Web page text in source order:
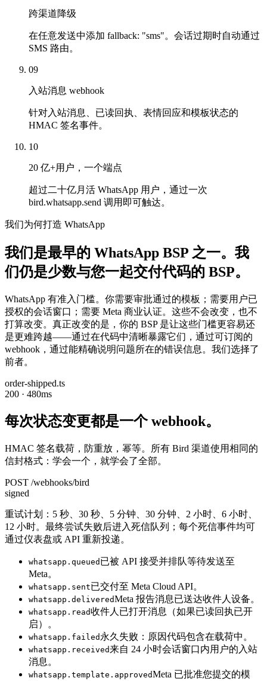
跨渠道降级
在任意发送中添加 fallback: "sms"。会话过期时自动通过
SMS 路由。
09
入站消息 webhook
针对入站消息、已读回执、表情回应和模板状态的
HMAC 签名事件。
10
20 亿+用户，一个端点
超过二十亿月活 WhatsApp 用户，通过一次
bird.whatsapp.send 调用即可触达。
我们为何打造 WhatsApp
我们是最早的 WhatsApp BSP 之一。我
们仍是少数与您一起交付代码的 BSP。
WhatsApp 有准入门槛。你需要审批通过的模板；需要用户已
授权的会话窗口；需要 Meta 商业认证。这些不会改变，也不
打算改变。真正改变的是，你的 BSP 是让这些门槛更容易还
是更难跨越——通过在代码中清晰暴露它们，通过可订阅的
webhook，通过能精确说明问题所在的错误信息。我们选择了
前者。
order-shipped.ts
200 · 480ms
每次状态变更都是一个 webhook。
HMAC 签名载荷，防重放，幂等。所有 Bird 渠道使用相同的
信封格式：学会一个，就学会了全部。
POST /webhooks/bird
signed
重试计划：5 秒、30 秒、5 分钟、30 分钟、2 小时、6 小时、
12 小时。最终尝试失败后进入死信队列；每个死信事件均可
通过仪表盘或 API 重新投递。
whatsapp.queued 已被 API 接受并排队等待发送至
Meta。
whatsapp.sent已交付至 Meta Cloud API。
whatsapp.deliveredMeta 报告消息已送达收件人设备。
whatsapp.read收件人已打开消息（如果已读回执已开
启）。
whatsapp.failed 永久失败：原因代码包含在载荷中。
whatsapp.received来自 24 小时会话窗口内用户的入站
消息。
whatsapp.template.approvedMeta 已批准您提交的模